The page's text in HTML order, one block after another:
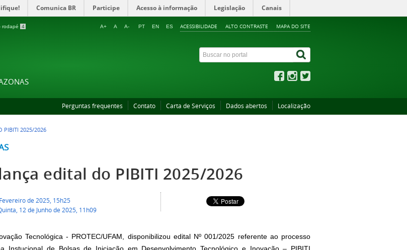
Comunica BR Participe Acesso à informação Legislação Canais
rodapé 4 ACESSIBILIDADE ALTO CONTRASTE MAPA DO SITE
A+ A A- PT EN ES
Perguntas frequentes Contato Carta de Serviços Dados abertos Localização
PIBITI 2025/2026
lança edital do PIBITI 2025/2026
de 2025, 15h25
12 de Junho de 2025, 11h09
Tecnológica - PROTEC/UFAM, disponibilizou edital Nº 001/2025 referente ao processo